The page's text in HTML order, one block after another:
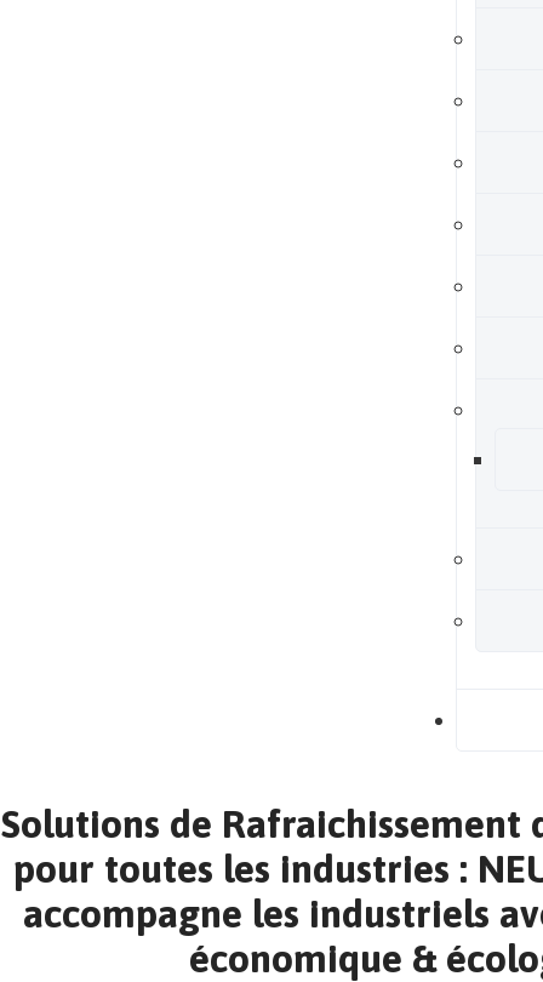
Solutions de Rafraichissement
pour toutes les industries :
accompagne les industriels
économique &